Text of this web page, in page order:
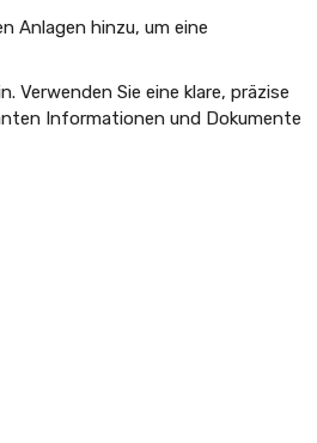
Anlagen hinzu, um eine
Verwenden Sie eine klare, präzise
Informationen und Dokumente